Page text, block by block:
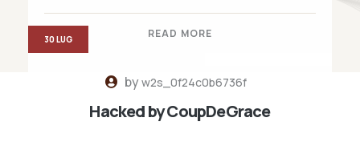
READ MORE
byw2s_0f24c0b6736f
Hacked by CoupDeGrace
30 LUG